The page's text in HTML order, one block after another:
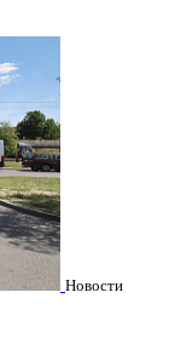
Новости